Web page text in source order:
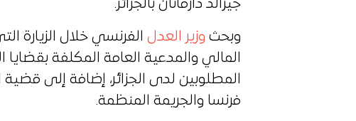
جيرالد دارمانان بالجزائر.
وبحث وزير العدل الفرنسي خلال الزيارة
المالي والمدعية العامة المكلفة بقضايا
المطلوبين لدى الجزائر، إضافة إلى قضية
فرنسا والجريمة المنظمة.